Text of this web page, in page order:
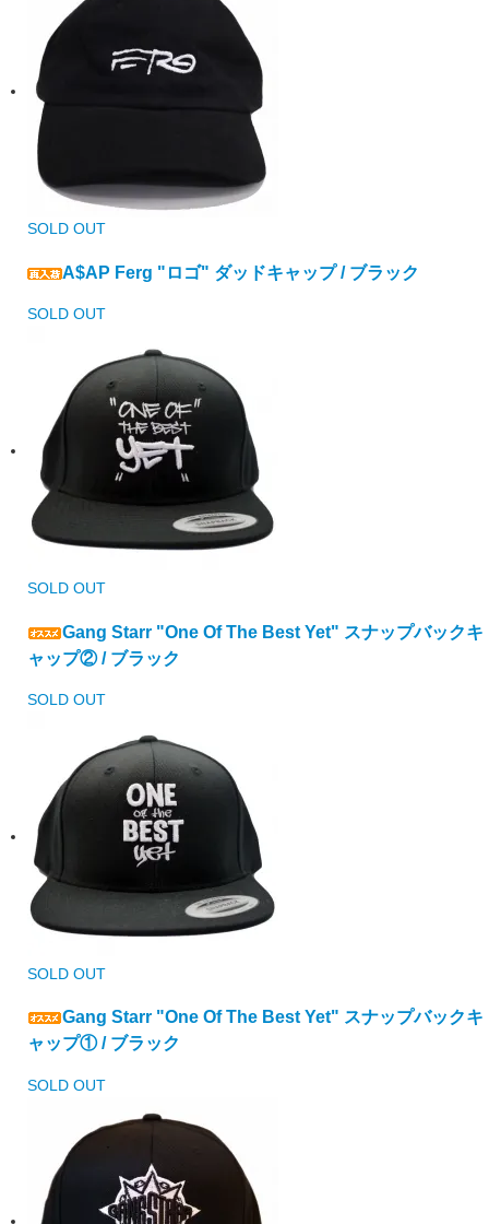
SOLD OUT
A$AP Ferg "ロゴ" ダッドキャップ / ブラック
SOLD OUT
SOLD OUT
Gang Starr "One Of The Best Yet" スナップバックキ
ャップ② / ブラック
SOLD OUT
SOLD OUT
Gang Starr "One Of The Best Yet" スナップバックキ
ャップ① / ブラック
SOLD OUT